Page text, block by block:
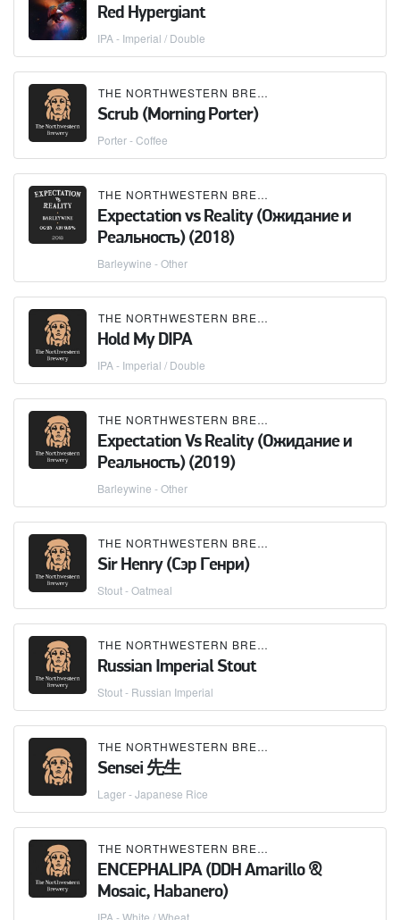
Red Hypergiant
IPA - Imperial / Double
THE NORTHWESTERN BREWERY
Scrub (Morning Porter)
Porter - Coffee
THE NORTHWESTERN BREWERY
Expectation vs Reality (Ожидание и
Реальность) (2018)
Barleywine - Other
THE NORTHWESTERN BREWERY
Hold My DIPA
IPA - Imperial / Double
THE NORTHWESTERN BREWERY
Expectation Vs Reality (Ожидание и
Реальность) (2019)
Barleywine - Other
THE NORTHWESTERN BREWERY
Sir Henry (Сэр Генри)
Stout - Oatmeal
THE NORTHWESTERN BREWERY
Russian Imperial Stout
Stout - Russian Imperial
THE NORTHWESTERN BREWERY
Sensei 先生
Lager - Japanese Rice
THE NORTHWESTERN BREWERY
ENCEPHALIPA (DDH Amarillo &
Mosaic, Habanero)